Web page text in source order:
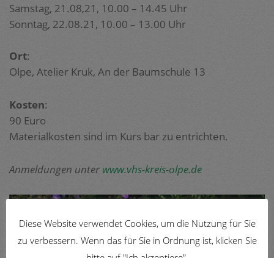
Samstag, 21.08,21, 10.00 – 14.45 Uhr
Sonntag, 22.08.21, 10.00 – 13.00 Uhr
Ort:
Olpe, Atelier Kruk, An der Baumschule 13
Kosten:
90 Euro
Materialkosten sind im Kurs bar zu entrichten.
Anmeldungen unter www.vhs-kreis-olpe.de
Diese Website verwendet Cookies, um die Nutzung für Sie
zu verbessern. Wenn das für Sie in Ordnung ist, klicken Sie